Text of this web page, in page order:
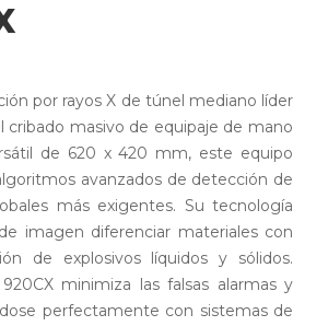
por rayos X de túnel mediano líder
cribado masivo de equipaje de mano
de 620 x 420 mm, este equipo
avanzados de detección de
más exigentes. Su tecnología
imagen diferenciar materiales con
de explosivos líquidos y sólidos.
minimiza las falsas alarmas y
perfectamente con sistemas de